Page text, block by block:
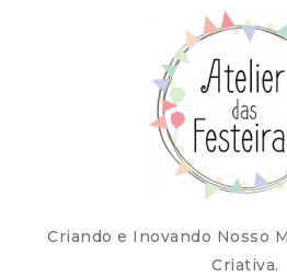
Criando e Inovando Nosso
Criativa.